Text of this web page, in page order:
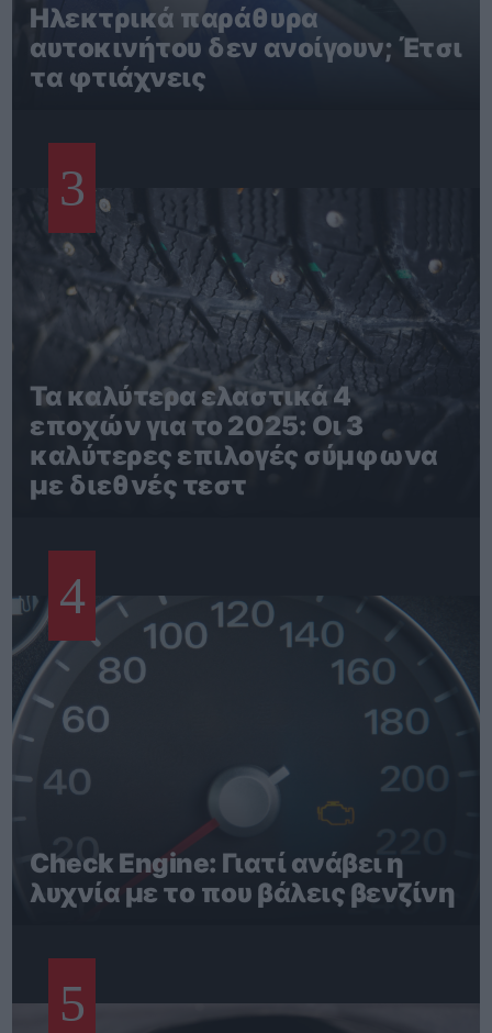
Ηλεκτρικά παράθυρα
αυτοκινήτου δεν ανοίγουν; Έτσι
τα φτιάχνεις
3
Τα καλύτερα ελαστικά 4
εποχών για το 2025: Οι 3
καλύτερες επιλογές σύμφωνα
με διεθνές τεστ
4
Check Engine: Γιατί ανάβει η
λυχνία με το που βάλεις βενζίνη
5